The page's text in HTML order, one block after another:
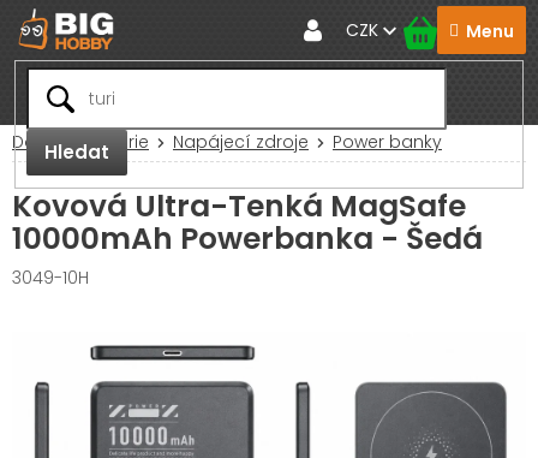
Přejít
na
obsah
Hledat
CZK
Domů Baterie Napájecí zdroje Power banky
Kovová Ultra-Tenká MagSafe
10000mAh Powerbanka - Šedá
3049-10H